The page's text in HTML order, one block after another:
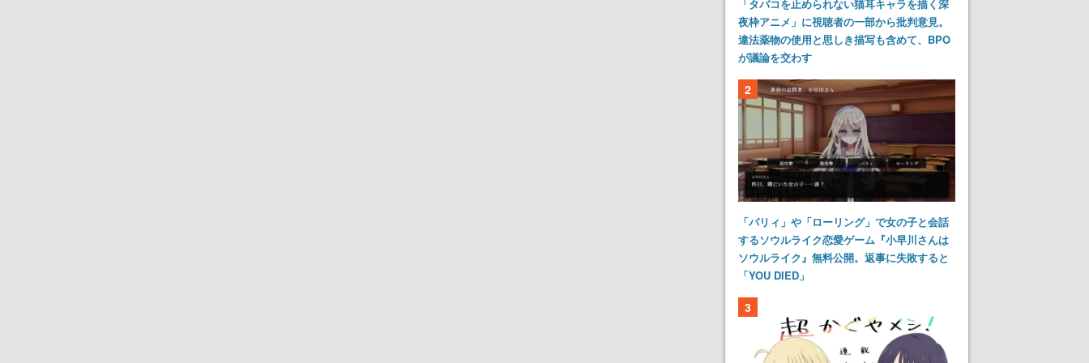
「タバコを止められない猫耳キャラを描く深
夜枠アニメ」に視聴者の一部から批判意見。
違法薬物の使用と思しき描写も含めて、BPO
が議論を交わす
2
「パリィ」や「ローリング」で女の子と会話
するソウルライク恋愛ゲーム『小早川さんは
ソウルライク』無料公開。返事に失敗すると
「YOU DIED」
3